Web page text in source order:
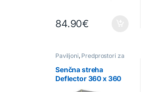
84.90€
Paviljoni, Predprostori za
avtodome
Senčniki &
Ostale dodelave,Tende
Senčna streha
Deflector 360 x 360